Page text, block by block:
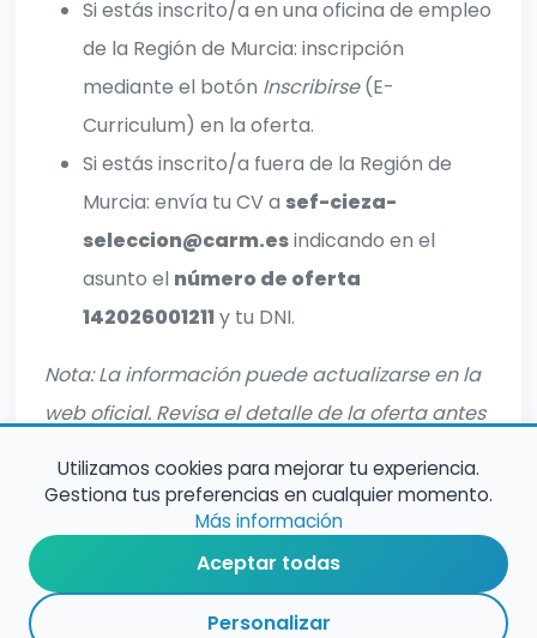
Si estás inscrito/a en una oficina de empleo
de la Región de Murcia: inscripción
mediante el botón Inscribirse(E-
Curriculum) en la oferta.
Si estás inscrito/a fuera de la Región de
Murcia: envía tu CV a sef-cieza-
seleccion@carm.esindicando en el
asunto el número de oferta
142026001211y tu DNI.
Nota: La información puede actualizarse en la
web oficial. Revisa el detalle de la oferta antes
Utilizamos cookies para mejorar tu experiencia.
Gestiona tus preferencias en cualquier momento.
Más información
Aceptar todas
Personalizar